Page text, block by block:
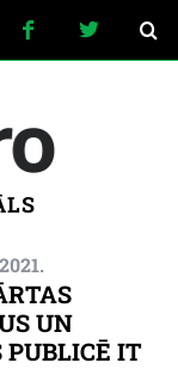
UN
PUBLICĒ IT